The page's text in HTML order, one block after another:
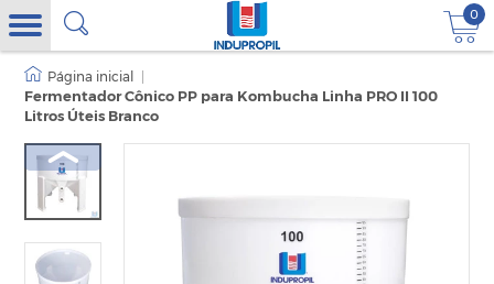
0
Fermentador Cônico PP para Kombucha Linha PRO II 100
Litros Úteis Branco